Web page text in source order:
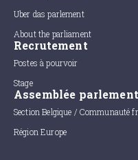
Uber das parlement
About the parliament
Recrutement
Postes à pourvoir
Stage
Assemblée
Section Belgique / Communauté
Région Europe